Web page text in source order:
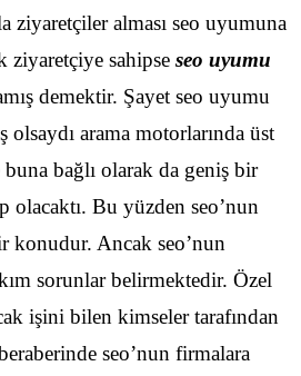
ziyaretçiler alması seo uyumuna
ziyaretçiye sahipse seo uyumu
demektir. Şayet seo uyumu
olsaydı arama motorlarında üst
buna bağlı olarak da geniş bir
olacaktı. Bu yüzden seo’nun
konudur. Ancak seo’nun
sorunlar belirmektedir. Özel
işini bilen kimseler tarafından
seo’nun firmalara